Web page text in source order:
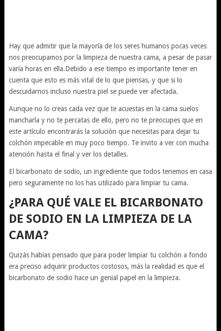
Hay que admitir que la mayoría de los seres humanos pocas veces
nos preocupamos por la limpieza de nuestra cama, a pesar de pasar
varía horas en ella.Debido a ese tiempo es importante tener en
cuenta que esto es más vital de lo que piensas, y que si lo
descuidarnos incluso nuestra piel se puede ver afectada.
Aunque no lo creas cada vez que te acuestas en la cama suelos
mancharla y no te percatas de ello, pero no te preocupes que en
este artículo encontrarás la solución que necesitas para dejar tu
colchón impecable en muy poco tiempo. Te invito a ver con mucha
atención hasta el final y ver los detalles.
El bicarbonato de sodio, un ingrediente que todos tenemos en casa
pero seguramente no los has utilizado para limpiar tu cama.
¿PARA QUÉ VALE EL BICARBONATO
DE SODIO EN LA LIMPIEZA DE LA
CAMA?
Quizás habías pensado que para poder limpiar tu colchón a fondo
era preciso adquirir productos costosos, más la realidad es que el
bicarbonato de sodio hace un genial papel en la limpieza.